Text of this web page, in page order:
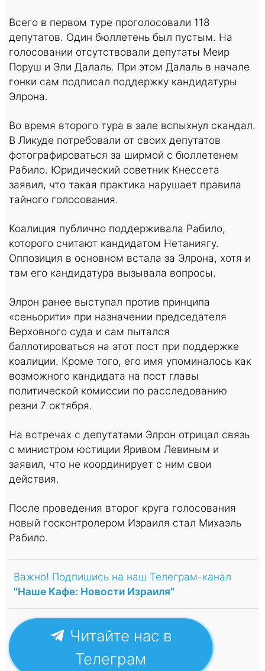
Всего в первом туре проголосовали 118
депутатов. Один бюллетень был пустым. На
голосовании отсутствовали депутаты Меир
Поруш и Эли Далаль. При этом Далаль в начале
гонки сам подписал поддержку кандидатуры
Элрона.
Во время второго тура в зале вспыхнул скандал.
В Ликуде потребовали от своих депутатов
фотографироваться за ширмой с бюллетенем
Рабило. Юридический советник Кнессета
заявил, что такая практика нарушает правила
тайного голосования.
Коалиция публично поддерживала Рабило,
которого считают кандидатом Нетаниягу.
Оппозиция в основном встала за Элрона, хотя и
там его кандидатура вызывала вопросы.
Элрон ранее выступал против принципа
«сеньорити» при назначении председателя
Верховного суда и сам пытался
баллотироваться на этот пост при поддержке
коалиции. Кроме того, его имя упоминалось как
возможного кандидата на пост главы
политической комиссии по расследованию
резни 7 октября.
На встречах с депутатами Элрон отрицал связь
с министром юстиции Яривом Левиным и
заявил, что не координирует с ним свои
действия.
После проведения второг круга голосования
новый госконтролером Израиля стал Михаэль
Рабило.
Важно! Подпишись на наш Телеграм-канал
"Наше Кафе: Новости Израиля"
Читайте нас в
Телеграм